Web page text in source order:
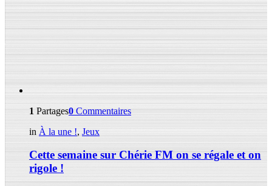
1 Partages0 Commentaires
in À la une !, Jeux
Cette semaine sur Chérie FM on se régale et on
rigole !